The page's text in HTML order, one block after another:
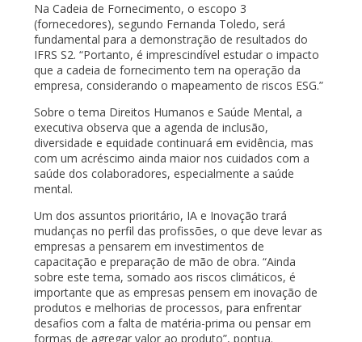
Na Cadeia de Fornecimento, o escopo 3
(fornecedores), segundo Fernanda Toledo, será
fundamental para a demonstração de resultados do
IFRS S2. “Portanto, é imprescindível estudar o impacto
que a cadeia de fornecimento tem na operação da
empresa, considerando o mapeamento de riscos ESG.”
Sobre o tema Direitos Humanos e Saúde Mental, a
executiva observa que a agenda de inclusão,
diversidade e equidade continuará em evidência, mas
com um acréscimo ainda maior nos cuidados com a
saúde dos colaboradores, especialmente a saúde
mental.
Um dos assuntos prioritário, IA e Inovação trará
mudanças no perfil das profissões, o que deve levar as
empresas a pensarem em investimentos de
capacitação e preparação de mão de obra. “Ainda
sobre este tema, somado aos riscos climáticos, é
importante que as empresas pensem em inovação de
produtos e melhorias de processos, para enfrentar
desafios com a falta de matéria-prima ou pensar em
formas de agregar valor ao produto”, pontua.